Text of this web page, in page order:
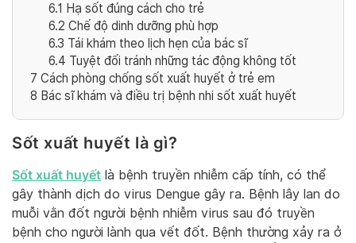
6.1 Hạ sốt đúng cách cho trẻ
6.2 Chế độ dinh dưỡng phù hợp
6.3 Tái khám theo lịch hẹn của bác sĩ
6.4 Tuyệt đối tránh những tác động không tốt
7 Cách phòng chống sốt xuất huyết ở trẻ em
8 Bác sĩ khám và điều trị bệnh nhi sốt xuất huyết
Sốt xuất huyết là gì?
Sốt xuất huyết là bệnh truyền nhiễm cấp tính, có thể
gây thành dịch do virus Dengue gây ra. Bệnh lây lan do
muỗi vằn đốt người bệnh nhiễm virus sau đó truyền
bệnh cho người lành qua vết đốt. Bệnh thường xảy ra ở